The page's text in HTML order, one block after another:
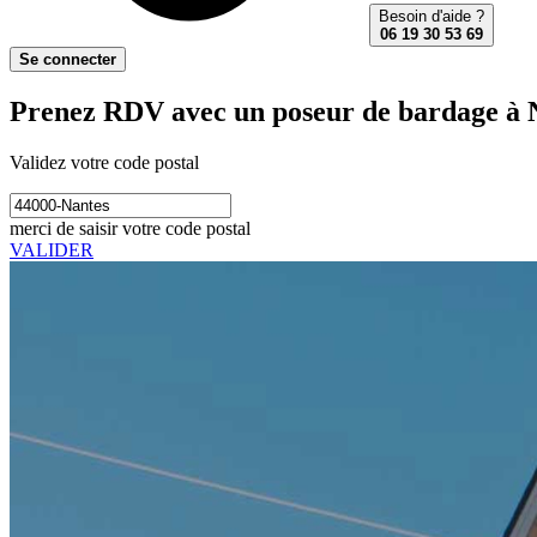
Besoin d'aide ?
06 19 30 53 69
Se connecter
Prenez RDV avec un poseur de bardage à
Validez votre code postal
merci de saisir votre code postal
VALIDER